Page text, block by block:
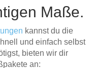
Maße.
kannst du die
und einfach selbst
bieten wir dir
an: